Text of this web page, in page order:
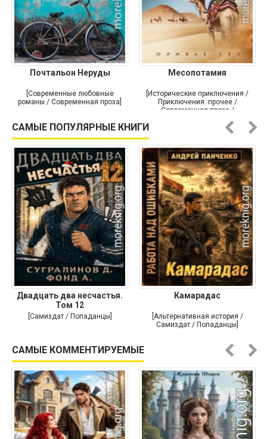
Почтальон Неруды
[Современные любовные
романы / Современная проза]
Месопотамия
[Исторические приключения /
Приключения: прочее /
Современная проза /
САМЫЕ ПОПУЛЯРНЫЕ КНИГИ
Двадцать два несчастья.
Том 12
[Самиздат / Попаданцы]
Камарадас
[Альтернативная история /
Самиздат / Попаданцы]
САМЫЕ КОММЕНТИРУЕМЫЕ